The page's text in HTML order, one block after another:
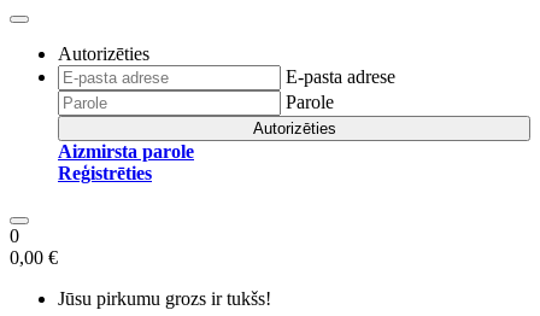
Autorizēties
E-pasta adrese
Parole
Autorizēties
Aizmirsta parole
Reģistrēties
0
0,00 €
Jūsu pirkumu grozs ir tukšs!